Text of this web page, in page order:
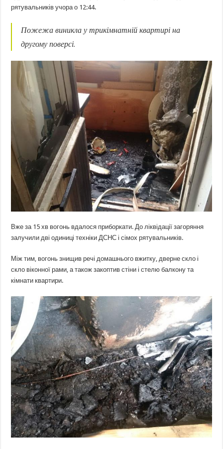
рятувальників учора о 12:44.
Пожежа виникла у трикімнатній квартирі на
другому поверсі.
Вже за 15 хв вогонь вдалося приборкати. До ліквідації загоряння
залучили дві одиниці техніки ДСНС і сімох рятувальників.
Між тим, вогонь знищив речі домашнього вжитку, дверне скло і
скло віконної рами, а також закоптив стіни і стелю балкону та
кімнати квартири.